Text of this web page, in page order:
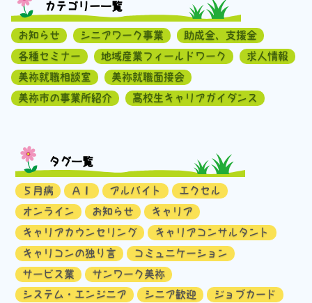
カテゴリー一覧
お知らせ シニアワーク事業
助成金、支援金
各種セミナー
地域産業フィールドワーク
求人情報
美祢就職相談室
美祢就職面接会
美祢市の事業所紹介
高校生キャリアガイダンス
タグ一覧
５月病 ＡＩ アルバイト
エクセル
オンライン
お知らせ
キャリア
キャリアカウンセリング
キャリアコンサルタント
キャリコンの独り言
コミュニケーション
サービス業
サンワーク美祢
システム・エンジニア
シニア歓迎
ジョブカード